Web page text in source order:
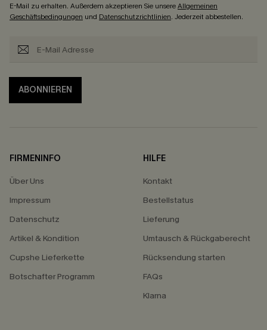
E-Mail zu erhalten. Außerdem akzeptieren Sie unsereAllgemeinen
Geschäftsbedingungen und Datenschutzrichtlinien. Jederzeit abbestellen.
ABONNIEREN
FIRMENINFO
Über Uns
Impressum
Datenschutz
Artikel & Kondition
Cupshe Lieferkette
Botschafter Programm
HILFE
Kontakt
Bestellstatus
Lieferung
Umtausch & Rückgaberecht
Rücksendung starten
FAQs
Klarna